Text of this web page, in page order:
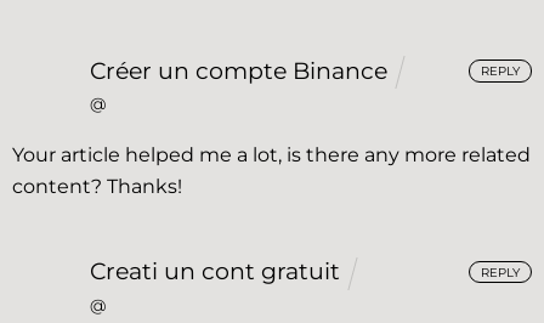
Créer un compte Binance
@
Your article helped me a lot, is there any more related
content? Thanks!
REPLY
Creati un cont gratuit
@
REPLY